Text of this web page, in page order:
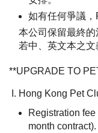
如有任何爭議，
本公司保留最終
若中、英文本之文
**UPGRADE TO
Hong Kong Pet
Registration
month